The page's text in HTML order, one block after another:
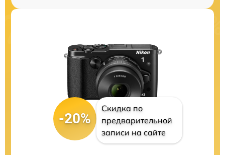
-20%
Скидка по
предварительной
записи на сайте